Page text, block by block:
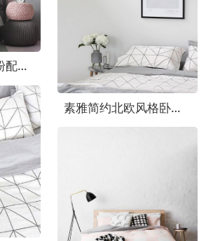
北欧风格卧室 灰粉配几何背景墙设计
素雅简约北欧风格卧室床品图